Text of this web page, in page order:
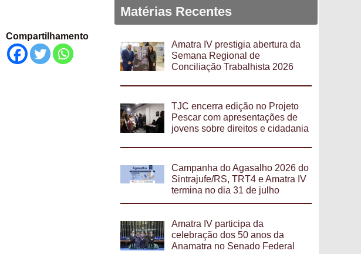
Compartilhamento
Matérias Recentes
Amatra IV prestigia abertura da
Semana Regional de
Conciliação Trabalhista 2026
TJC encerra edição no Projeto
Pescar com apresentações de
jovens sobre direitos e cidadania
Campanha do Agasalho 2026 do
Sintrajufe/RS, TRT4 e Amatra IV
termina no dia 31 de julho
Amatra IV participa da
celebração dos 50 anos da
Anamatra no Senado Federal